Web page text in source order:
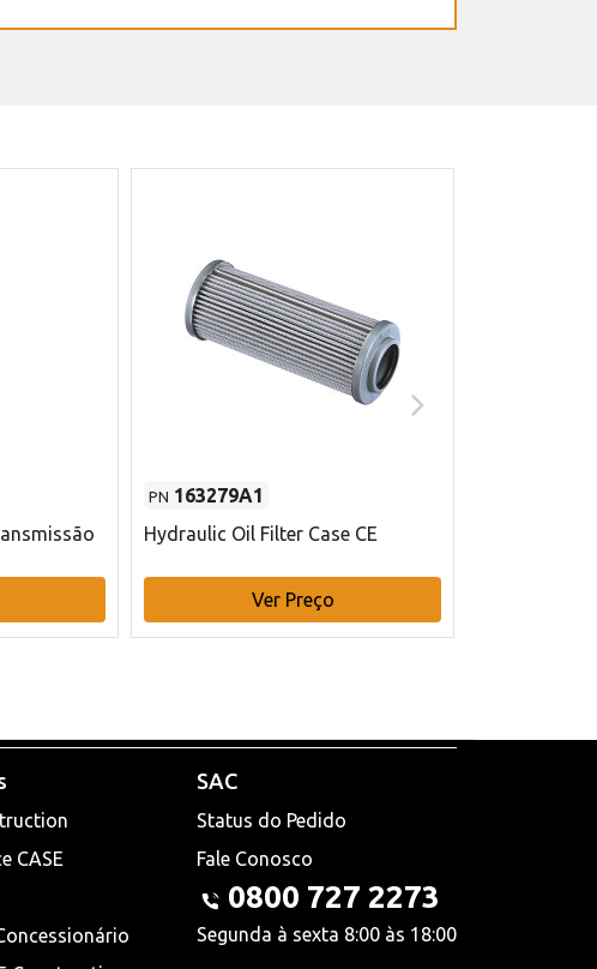
PN 163279A1
Hydraulic Oil Filter Case CE
Ver Preço
CASE
SAC
Status do Pedido
Fale Conosco
0800 727 2273
Segunda à sexta 8:00 às 18:00